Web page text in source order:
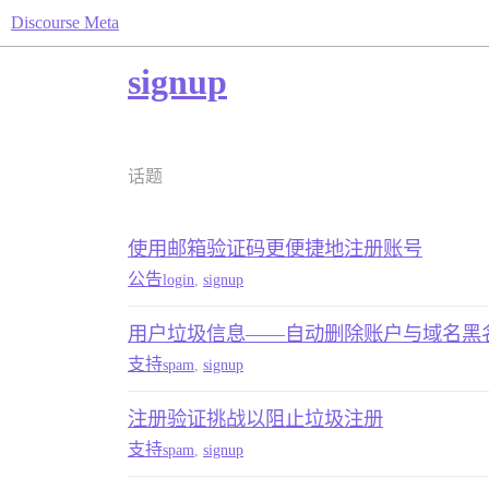
Discourse Meta
signup
话题
使用邮箱验证码更便捷地注册账号
公告login signup
用户垃圾信息——自动删除账户与域名黑
支持spam signup
注册验证挑战以阻止垃圾注册
支持spam signup